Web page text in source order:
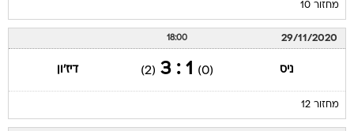
מחזור 10
29/11/2020
18:00
ניס (0)
1 : 3
(2) דיז'ון
מחזור 12